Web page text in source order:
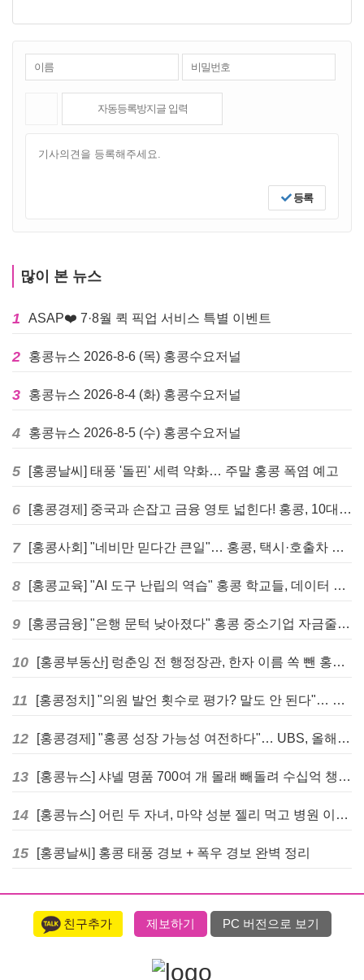
등록
많이 본 뉴스
1 ASAP❤️ 7·8월 퀵 픽업 서비스 특별 이벤트
2 홍콩뉴스 2026-8-6 (목) 홍콩수요저널
3 홍콩뉴스 2026-8-4 (화) 홍콩수요저널
4 홍콩뉴스 2026-8-5 (수) 홍콩수요저널
5 [홍콩날씨] 태풍 '돌핀' 세력 약화… 주말 홍콩 폭염 예고
6 [홍콩경제] 중국과 손잡고 금융 영토 넓힌다! 홍콩, 10대 신규 정책 발표
7 [홍콩사회] "네비만 믿다간 큰일"… 홍콩, 택시·호출차 통합 시험 도입하며 규제 본격화
8 [홍콩교육] "AI 도구 난립의 역습" 홍콩 학교들, 데이터 고립에 교육 효과 평가 비상
9 [홍콩금융] "은행 문턱 낮아졌다" 홍콩 중소기업 자금줄 숨통 트이나… HKMA "2분기 신용 조건 안정적"
10 [홍콩부동산] 렁춘잉 전 행정장관, 한자 이름 쏙 뺀 홍콩 고급 아파트 단지들에 쓴소리
11 [홍콩정치] "의원 발언 횟수로 평가? 말도 안 된다"… 홍콩 입법회 의장의 일침
12 [홍콩경제] "홍콩 성장 가능성 여전하다"… UBS, 올해 홍콩 GDP 성장률 전망치 4.5%로 대폭 상향
13 [홍콩뉴스] 샤넬 명품 700여 개 몰래 빼돌려 수십억 챙긴 직원 4년~7년형 선고
14 [홍콩뉴스] 어린 두 자녀, 마약 성분 젤리 먹고 병원 이송… 어머니와 친척 체포
15 [홍콩날씨] 홍콩 태풍 경보 + 폭우 경보 완벽 정리
친구추가 제보하기 PC 버전으로 보기